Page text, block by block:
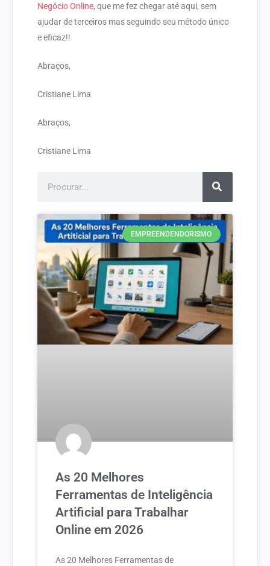
Negócio Online, que me fez chegar até aqui, sem
ajudar de terceiros mas seguindo seu método único
e eficaz!!
Abraços,
Cristiane Lima
Abraços,
Cristiane Lima
EMPREENDENDORISMO
As 20 Melhores
Ferramentas de Inteligência
Artificial para Trabalhar
Online em 2026
As 20 Melhores Ferramentas de